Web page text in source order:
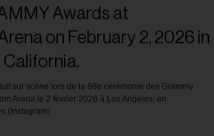
sur scène lors de la 68e cérémonie des Grammy
Arena le 2 février 2026 à Los Angeles, en
(Instagram)